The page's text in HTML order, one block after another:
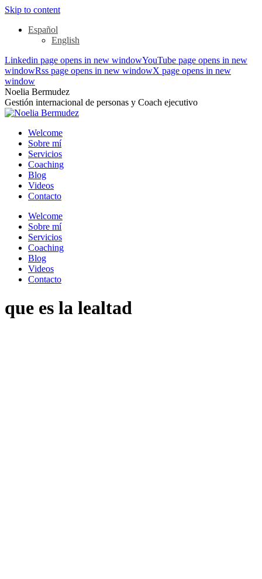
Skip to content
Español
English
Linkedin page opens in new windowYouTube page opens in new
windowRss page opens in new windowX page opens in new
window
Noelia Bermudez
Gestión internacional de personas y Coach ejecutivo
Welcome
Sobre mí
Servicios
Coaching
Blog
Videos
Contacto
Welcome
Sobre mí
Servicios
Coaching
Blog
Videos
Contacto
que es la lealtad